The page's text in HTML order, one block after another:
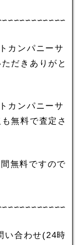
カンパニーサ
だきありがと
カンパニーサ
無料で査定さ
無料ですので
い合わせ(24時